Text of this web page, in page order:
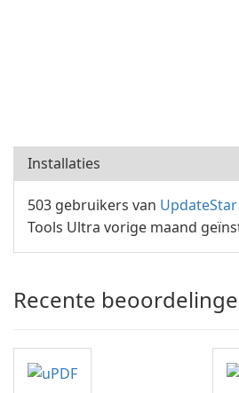
Installaties
503 gebruikers van UpdateStar
Tools Ultra vorige maand
Recente